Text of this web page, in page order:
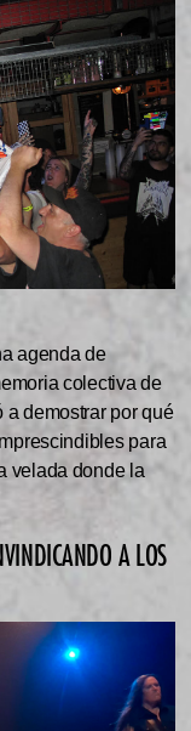
agenda de
colectiva de
demostrar por qué
para
velada donde la
A LOS